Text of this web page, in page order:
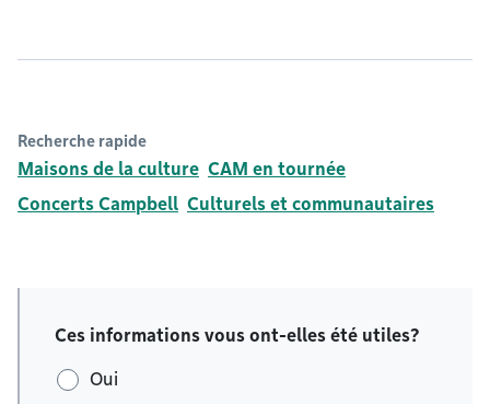
Recherche rapide
Maisons de la culture CAM en tournée
Concerts Campbell Culturels et communautaires
Ces informations vous ont-elles été utiles?
Oui